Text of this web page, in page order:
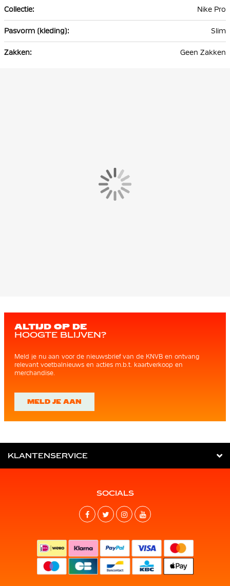
Nike Pro
Slim
Geen Zakken
ALTIJD OP DE
HOOGTE BLIJVEN?
Meld je nu aan voor de nieuwsbrief van de KNVB en ontvang
relevant voetbalnieuws en acties m.b.t. kaartverkoop en
merchandise.
MELD JE AAN
KLANTENSERVICE
SOCIALS